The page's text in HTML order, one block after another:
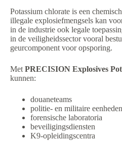
Potassium chlorate is een
illegale explosiefmengsels kan
in de industrie ook legale
in de veiligheidssector vooral
geurcomponent voor opsporing.
Met PRECISION Explosives
kunnen:
douaneteams
politie- en militaire eenheden
forensische laboratoria
beveiligingsdiensten
K9-opleidingscentra